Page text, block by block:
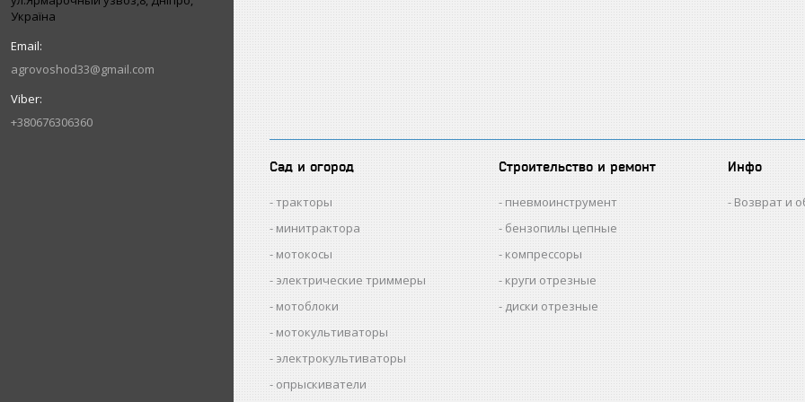
Україна
agrovoshod33@gmail.com
+380676306360
Сад и огород
тракторы
минитрактора
мотокосы
электрические триммеры
мотоблоки
мотокультиваторы
электрокультиваторы
опрыскиватели
Строительство и ремонт
пневмоинструмент
бензопилы цепные
компрессоры
круги отрезные
диски отрезные
Инфо
Возврат и